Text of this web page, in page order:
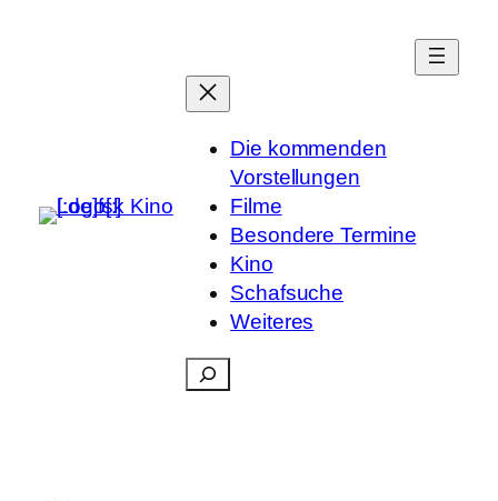
Die kommenden
Vorstellungen
Filme
Besondere Termine
Kino
Schafsuche
Weiteres
Suchen